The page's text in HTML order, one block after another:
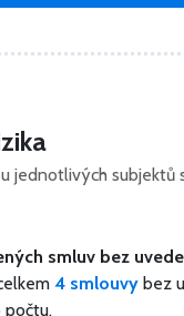
jednotlivých subjektů
smluv bez
4 smlouvy bez
počtu.